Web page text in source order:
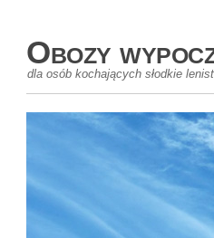
Obozy
dla osób kochających słodkie